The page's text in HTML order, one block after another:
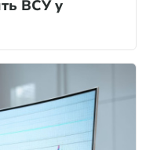
ВСУ у